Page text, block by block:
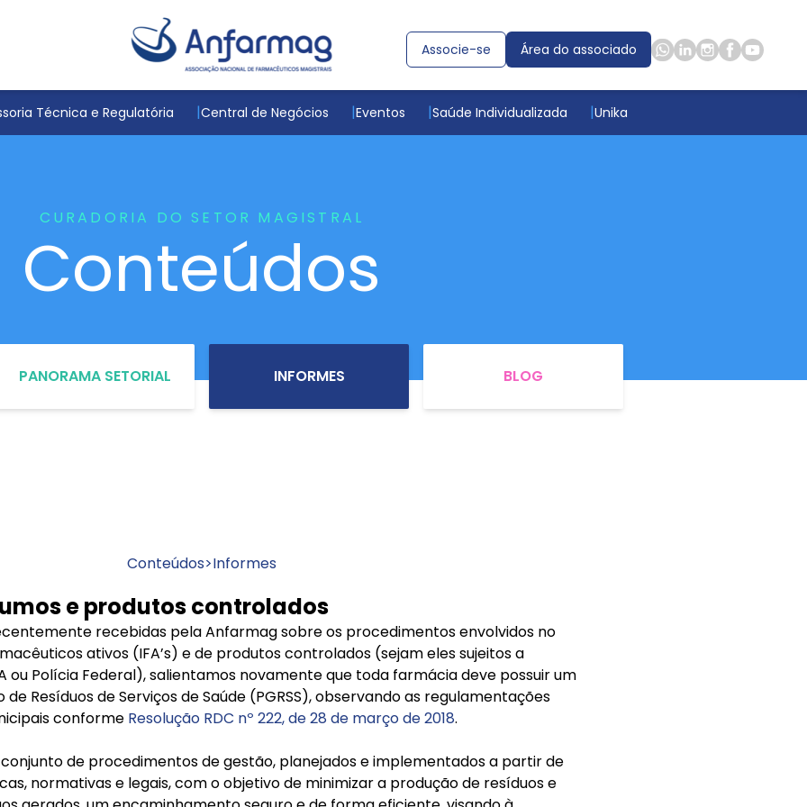
Associe-se Área do associado
Técnica e Regulatória Central de Negócios Eventos Saúde Individualizada Unika
CURADORIA DO SETOR MAGISTRAL
Conteúdos
PANORAMA SETORIAL INFORMES BLOG
Conteúdos>Informes
e produtos controlados
recebidas pela Anfarmag sobre os procedimentos envolvidos no
ativos (IFA’s) e de produtos controlados (sejam eles sujeitos a
ou Polícia Federal), salientamos novamente que toda farmácia deve possuir um
Resíduos de Serviços de Saúde (PGRSS), observando as regulamentações
conforme Resolução RDC nº 222, de 28 de março de 2018.
conjunto de procedimentos de gestão, planejados e implementados a partir de
normativas e legais, com o objetivo de minimizar a produção de resíduos e